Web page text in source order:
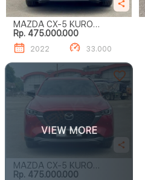
MAZDA CX-5 KURO
EDITION
Rp. 475.000.000
2022 33.000
MAZDA CX-5 KURO
EDITION
Rp. 475.000.000
VIEW MORE